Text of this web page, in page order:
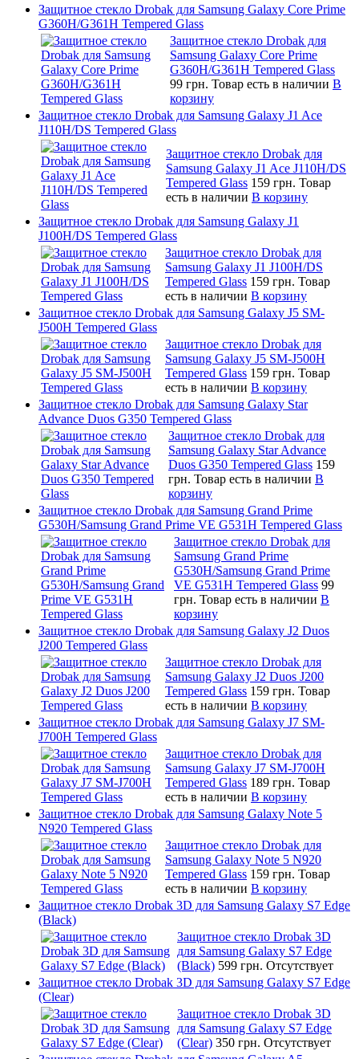
Защитное стекло Drobak для Samsung Galaxy Core Prime
G360H/G361H Tempered Glass
Защитное стекло Drobak для
Samsung Galaxy Core Prime
G360H/G361H Tempered Glass
99 грн. Товар есть в наличии В
корзину
Защитное стекло Drobak для Samsung Galaxy J1 Ace
J110H/DS Tempered Glass
Защитное стекло Drobak для
Samsung Galaxy J1 Ace J110H/DS
Tempered Glass 159 грн. Товар
есть в наличии В корзину
Защитное стекло Drobak для Samsung Galaxy J1
J100H/DS Tempered Glass
Защитное стекло Drobak для
Samsung Galaxy J1 J100H/DS
Tempered Glass 159 грн. Товар
есть в наличии В корзину
Защитное стекло Drobak для Samsung Galaxy J5 SM-
J500H Tempered Glass
Защитное стекло Drobak для
Samsung Galaxy J5 SM-J500H
Tempered Glass 159 грн. Товар
есть в наличии В корзину
Защитное стекло Drobak для Samsung Galaxy Star
Advance Duos G350 Tempered Glass
Защитное стекло Drobak для
Samsung Galaxy Star Advance
Duos G350 Tempered Glass 159
грн. Товар есть в наличии В
корзину
Защитное стекло Drobak для Samsung Grand Prime
G530H/Samsung Grand Prime VE G531H Tempered Glass
Защитное стекло Drobak для
Samsung Grand Prime
G530H/Samsung Grand Prime
VE G531H Tempered Glass 99
грн. Товар есть в наличии В
корзину
Защитное стекло Drobak для Samsung Galaxy J2 Duos
J200 Tempered Glass
Защитное стекло Drobak для
Samsung Galaxy J2 Duos J200
Tempered Glass 159 грн. Товар
есть в наличии В корзину
Защитное стекло Drobak для Samsung Galaxy J7 SM-
J700H Tempered Glass
Защитное стекло Drobak для
Samsung Galaxy J7 SM-J700H
Tempered Glass 189 грн. Товар
есть в наличии В корзину
Защитное стекло Drobak для Samsung Galaxy Note 5
N920 Tempered Glass
Защитное стекло Drobak для
Samsung Galaxy Note 5 N920
Tempered Glass 159 грн. Товар
есть в наличии В корзину
Защитное стекло Drobak 3D для Samsung Galaxy S7 Edge
(Black)
Защитное стекло Drobak 3D
для Samsung Galaxy S7 Edge
(Black) 599 грн. Отсутствует
Защитное стекло Drobak 3D для Samsung Galaxy S7 Edge
(Clear)
Защитное стекло Drobak 3D
для Samsung Galaxy S7 Edge
(Clear) 350 грн. Отсутствует